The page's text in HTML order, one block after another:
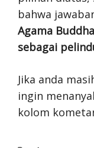
bahwa
Agama
sebagai
Jika anda
ingin
kolom